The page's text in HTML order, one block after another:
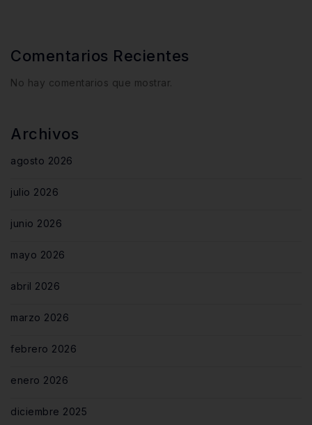
Comentarios Recientes
No hay comentarios que mostrar.
Archivos
agosto 2026
julio 2026
junio 2026
mayo 2026
abril 2026
marzo 2026
febrero 2026
enero 2026
diciembre 2025